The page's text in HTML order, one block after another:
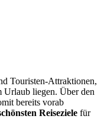
Touristen-Attraktionen,
Urlaub liegen. Über den
bereits vorab
Reiseziele für